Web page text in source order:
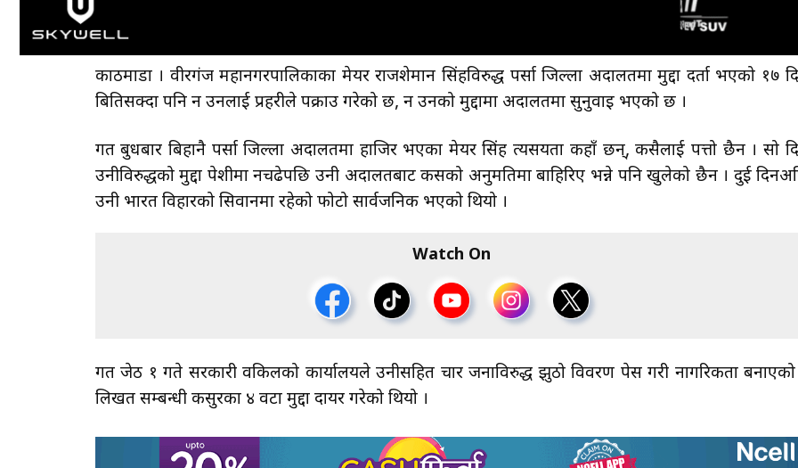
काठमाडौँ । वीरगंज महानगरपालिकाका मेयर राजशेमान सिंहविरुद्ध पर्सा जिल्ला अदालतमा मुद्दा दर्ता भएको १७
बितिसक्दा पनि न उनलाई प्रहरीले पक्राउ गरेको छ, न उनको मुद्दामा अदालतमा सुनुवाइ भएको छ ।
गत बुधबार बिहानै पर्सा जिल्ला अदालतमा हाजिर भएका मेयर सिंह त्यसयता कहाँ छन्, कसैलाई पत्तो छैन । सो
उनीविरुद्धको मुद्दा पेशीमा नचढेपछि उनी अदालतबाट कसको अनुमतिमा बाहिरिए भन्ने पनि खुलेको छैन । दुई
उनी भारत विहारको सिवानमा रहेको फोटो सार्वजनिक भएको थियो ।
Watch On
गत जेठ १ गते सरकारी वकिलको कार्यालयले उनीसहित चार जनाविरुद्ध झुठो विवरण पेस गरी नागरिकता
लिखत सम्बन्धी कसुरका ४ वटा मुद्दा दायर गरेको थियो ।